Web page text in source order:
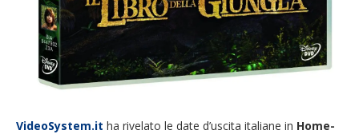
VideoSystem.it ha rivelato le date d’uscita italiane in Home-